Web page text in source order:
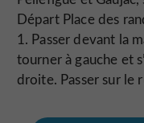
Départ Place des
1. Passer devant la
tourner à gauche et
droite. Passer sur le